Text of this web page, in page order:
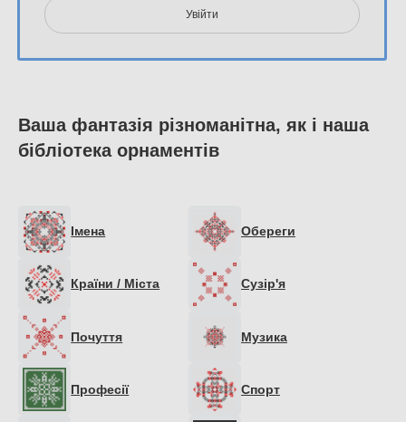
Увійти
Ваша фантазія різноманітна, як і наша
бібліотека орнаментів
Імена Обереги
Країни / Міста Сузiр'я
Почуття Музика
Професії Спорт